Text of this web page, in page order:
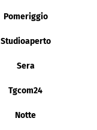
Pomeriggio
Studioaperto
Sera
Tgcom24
Notte